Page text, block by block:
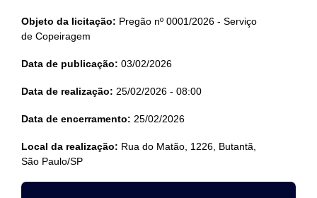
Objeto da licitação: Pregão nº 0001/2026 - Serviço
de Copeiragem
Data de publicação: 03/02/2026
Data de realização: 25/02/2026 - 08:00
Data de encerramento: 25/02/2026
Local da realização: Rua do Matão, 1226, Butantã,
São Paulo/SP